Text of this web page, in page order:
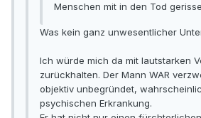
Menschen mit in den Tod
Was kein ganz unwesentlicher
Ich würde mich da mit lautstarken
zurückhalten. Der Mann WAR
objektiv unbegründet,
psychischen Erkrankung.